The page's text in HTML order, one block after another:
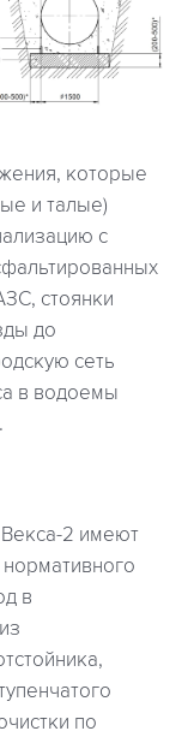
которые
и талые)
с
стоянки
до
сеть
в водоемы
2 имеют
в
по